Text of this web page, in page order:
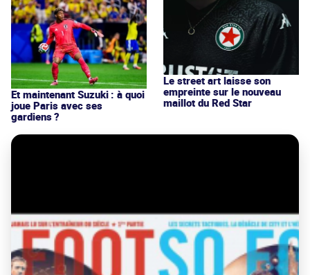
Et maintenant Suzuki : à quoi
joue Paris avec ses
gardiens ?
Le street art laisse son
empreinte sur le nouveau
maillot du Red Star